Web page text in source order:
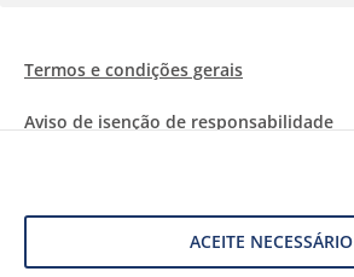
ACEITE NECESSÁRIO
Termos e condições gerais
Aviso de isenção de responsabilidade
Proteção de dados